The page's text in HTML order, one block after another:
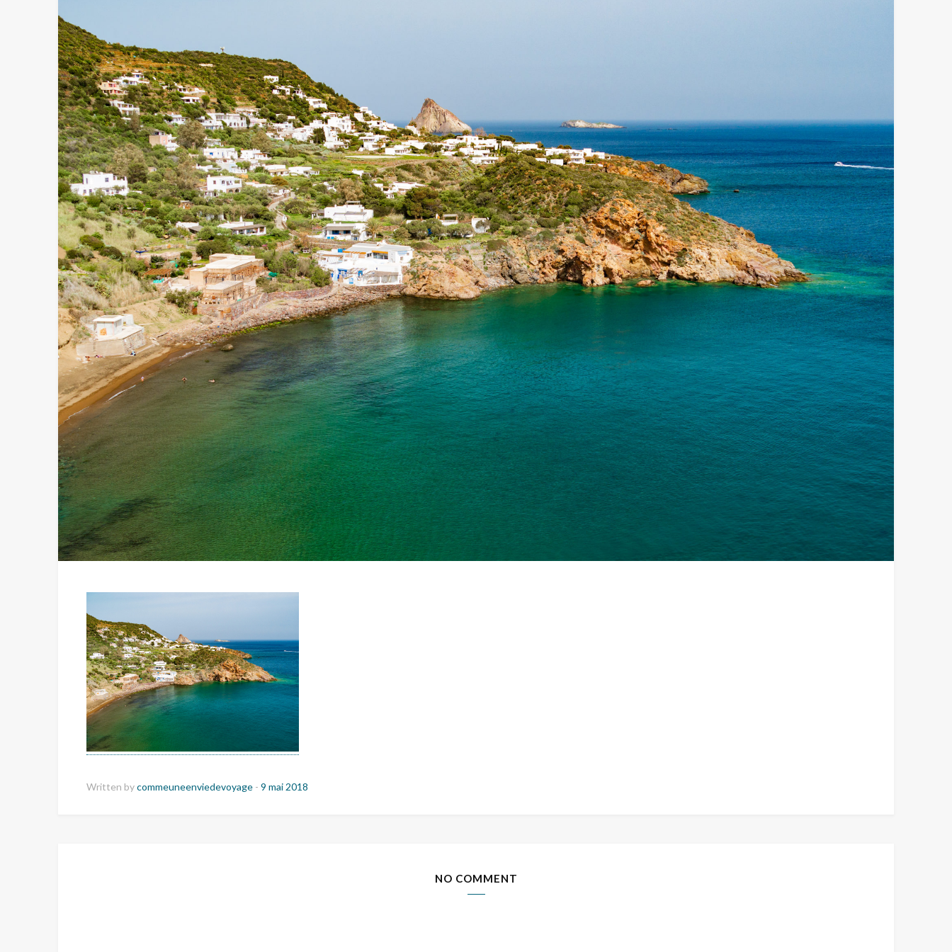
Written bycommeuneenviedevoyage - 9 mai 2018
NO COMMENT